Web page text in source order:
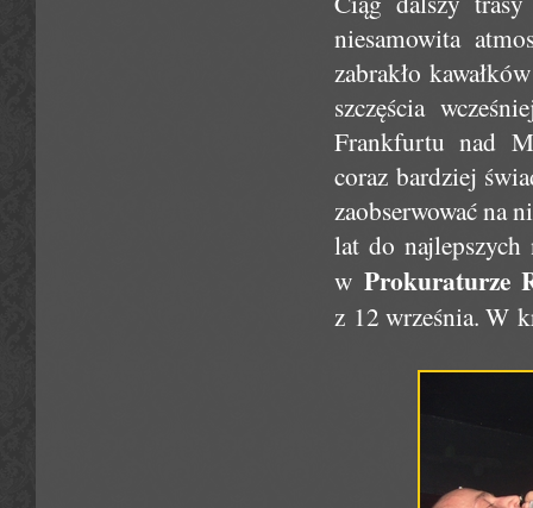
niesamowita
zabrakło
szczęścia
Frankfurtu nad
coraz bardziej
zaobserwować na
lat do najlepszych
wProkuraturze
z 12 września. W